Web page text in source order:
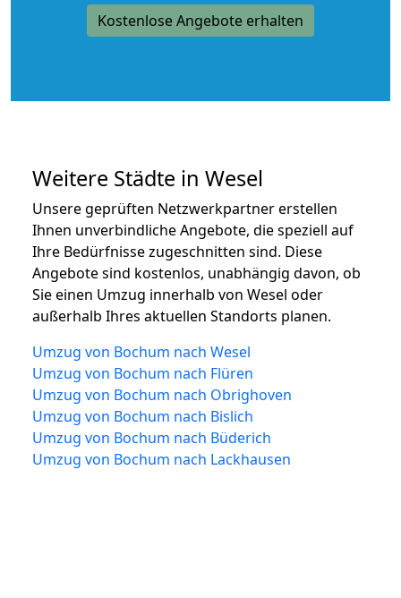
Kostenlose Angebote erhalten
Weitere Städte in Wesel
Unsere geprüften Netzwerkpartner erstellen
Ihnen unverbindliche Angebote, die speziell auf
Ihre Bedürfnisse zugeschnitten sind. Diese
Angebote sind kostenlos, unabhängig davon, ob
Sie einen Umzug innerhalb von Wesel oder
außerhalb Ihres aktuellen Standorts planen.
Umzug von Bochum nach Wesel
Umzug von Bochum nach Flüren
Umzug von Bochum nach Obrighoven
Umzug von Bochum nach Bislich
Umzug von Bochum nach Büderich
Umzug von Bochum nach Lackhausen